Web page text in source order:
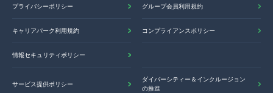
プライバシーポリシー グループ会員利用規約
キャリアパーク利用規約 コンプライアンスポリシー
情報セキュリティポリシー
サービス提供ポリシー
ダイバーシティー＆インクルージョン
の推進